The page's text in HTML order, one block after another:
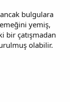
bulgulara
yemiş,
bir çatışmadan
olabilir.